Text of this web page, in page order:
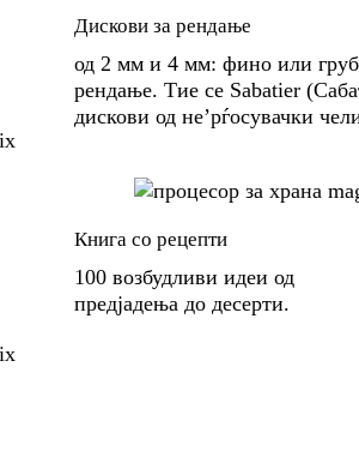
Дискови за рендање
од 2 мм и 4 мм: фино или
рендање. Тие се Sabatier
дискови од не’рѓосувачки
Книга со рецепти
100 возбудливи идеи од
предјадења до десерти.